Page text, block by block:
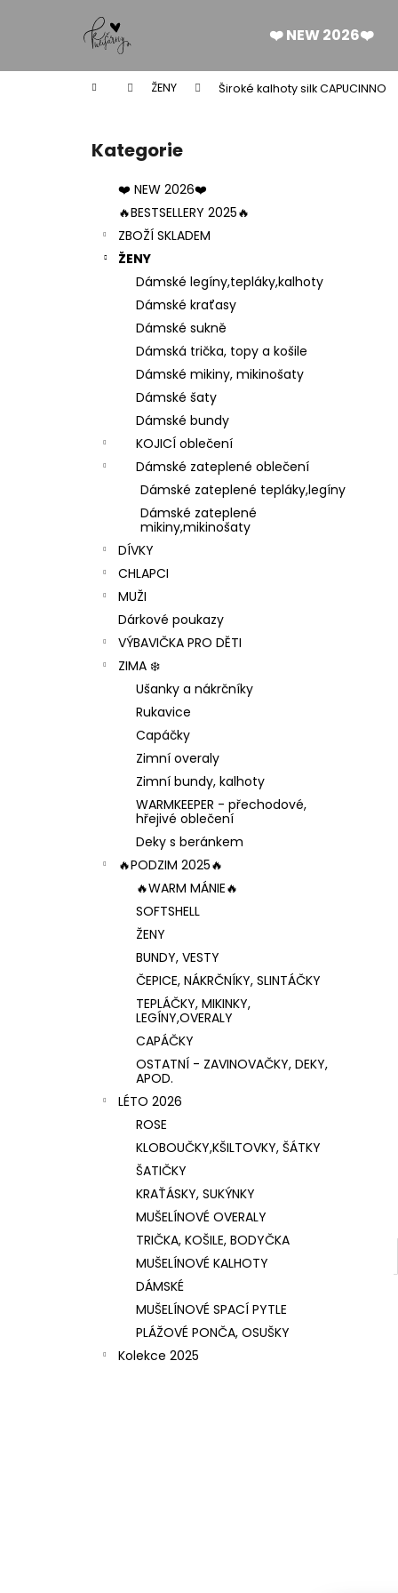
❤️ NEW 2026❤️
Domů ŽENY Široké kalhoty silk CAPUCINNO
Přeskočit
kategorie
Kategorie
❤️ NEW 2026❤️
🔥BESTSELLERY 2025🔥
ZBOŽÍ SKLADEM
ŽENY
Dámské legíny,tepláky,kalhoty
Dámské kraťasy
Dámské sukně
Dámská trička, topy a košile
Dámské mikiny, mikinošaty
Dámské šaty
Dámské bundy
KOJICÍ oblečení
Dámské zateplené oblečení
Dámské zateplené tepláky,legíny
Dámské zateplené
mikiny,mikinošaty
DÍVKY
CHLAPCI
MUŽI
Dárkové poukazy
VÝBAVIČKA PRO DĚTI
ZIMA ❄️
Ušanky a nákrčníky
Rukavice
Capáčky
Zimní overaly
Zimní bundy, kalhoty
WARMKEEPER - přechodové,
hřejivé oblečení
Deky s beránkem
🔥PODZIM 2025🔥
🔥WARM MÁNIE🔥
SOFTSHELL
ŽENY
BUNDY, VESTY
ČEPICE, NÁKRČNÍKY, SLINTÁČKY
TEPLÁČKY, MIKINKY,
LEGÍNY,OVERALY
CAPÁČKY
OSTATNÍ - ZAVINOVAČKY, DEKY,
APOD.
LÉTO 2026
ROSE
KLOBOUČKY,KŠILTOVKY, ŠÁTKY
ŠATIČKY
KRAŤÁSKY, SUKÝNKY
MUŠELÍNOVÉ OVERALY
TRIČKA, KOŠILE, BODYČKA
MUŠELÍNOVÉ KALHOTY
DÁMSKÉ
MUŠELÍNOVÉ SPACÍ PYTLE
PLÁŽOVÉ PONČA, OSUŠKY
Kolekce 2025
í
Zpět
do
Zpět
do
DÁMSKÉ BERMUDY SILK BLACK
1 199 Kč